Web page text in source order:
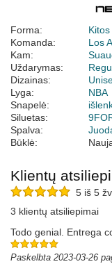
Forma:
Komanda:
Los
Kam:
Uždarymas:
Dizainas:
Lyga:
NBA
Snapelė:
Siluetas:
Spalva:
Būklė:
Klientų
5 iš 5
3 klientų atsiliepimai
Todo genial. Entrega
Paskelbta 2023-03-26